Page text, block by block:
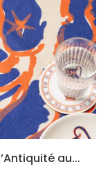
au...